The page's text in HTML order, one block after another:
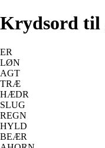
Krydsord
ER
LØN
AGT
TRÆ
HÆDR
SLUG
REGN
HYLD
BEÆR